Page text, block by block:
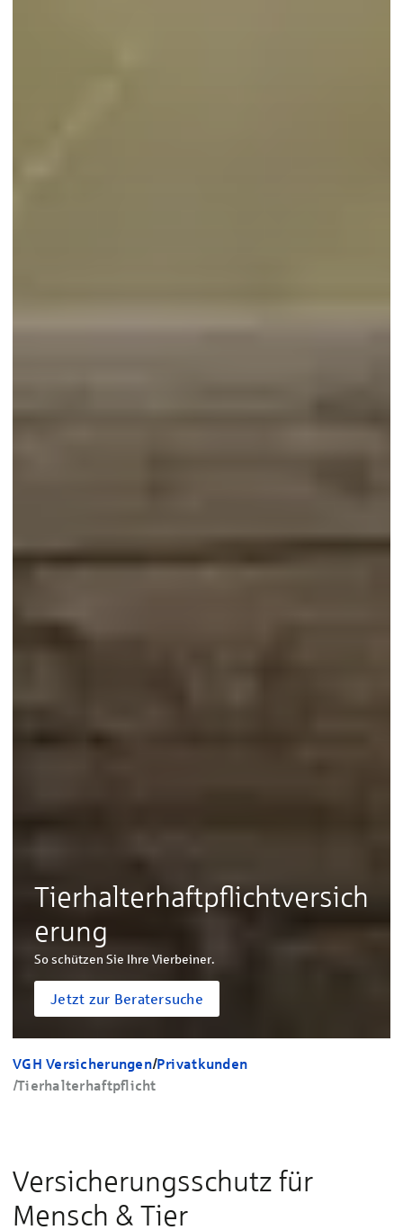
Tierhalterhaftpflichtversich
erung
So schützen Sie Ihre Vierbeiner.
Jetzt zur Beratersuche
VGH Versicherungen/Privatkunden
/Tierhalterhaftpflicht
Versicherungsschutz für
Mensch & Tier